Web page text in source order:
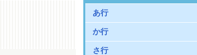
あ行
か行
さ行